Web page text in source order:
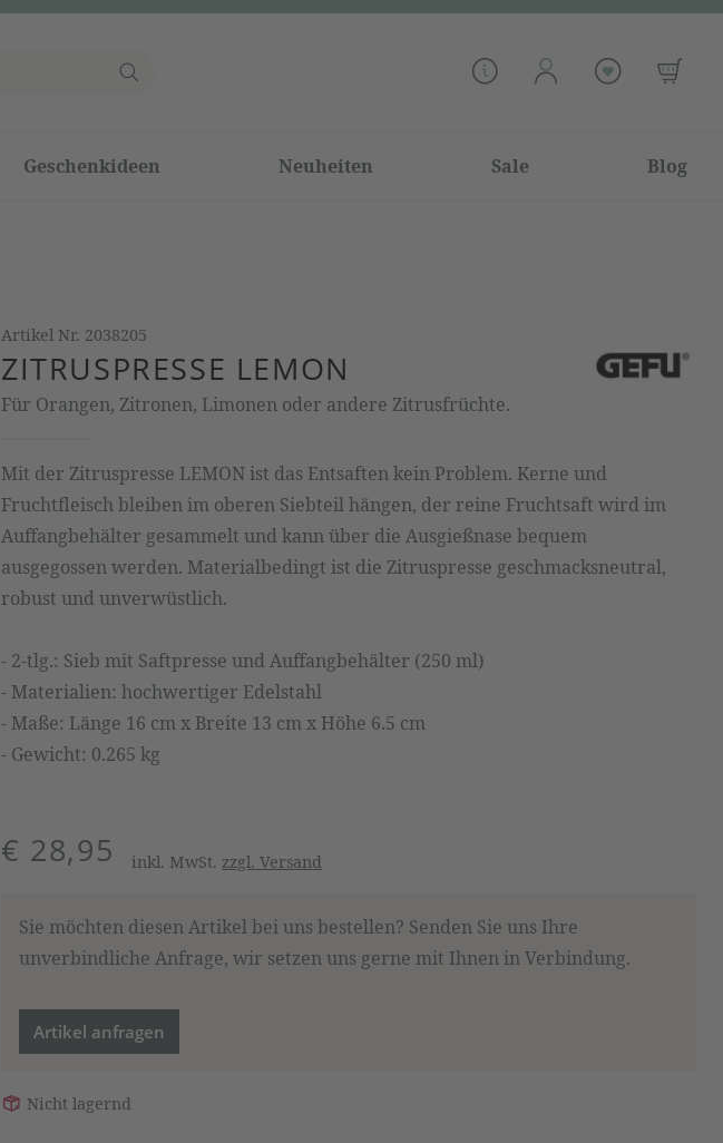
Geschenkideen Neuheiten Sale Blog
Artikel Nr. 2038205
ZITRUSPRESSE LEMON
Für Orangen, Zitronen, Limonen oder andere Zitrusfrüchte.
Mit der Zitruspresse LEMON ist das Entsaften kein Problem. Kerne und
Fruchtfleisch bleiben im oberen Siebteil hängen, der reine Fruchtsaft wird im
Auffangbehälter gesammelt und kann über die Ausgießnase bequem
ausgegossen werden. Materialbedingt ist die Zitruspresse geschmacksneutral,
robust und unverwüstlich.
- 2-tlg.: Sieb mit Saftpresse und Auffangbehälter (250 ml)
- Materialien: hochwertiger Edelstahl
- Maße: Länge 16 cm x Breite 13 cm x Höhe 6.5 cm
- Gewicht: 0.265 kg
€ 28,95 inkl. MwSt. zzgl. Versand
Sie möchten diesen Artikel bei uns bestellen? Senden Sie uns Ihre
unverbindliche Anfrage, wir setzen uns gerne mit Ihnen in Verbindung.
Artikel anfragen
Nicht lagernd